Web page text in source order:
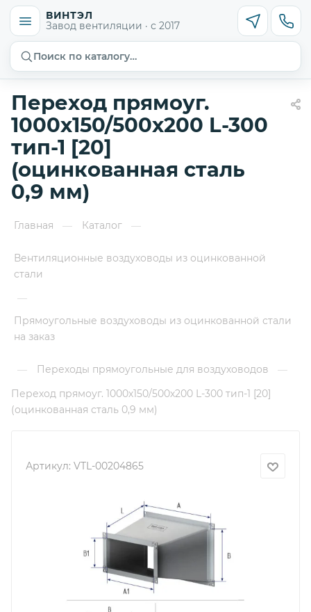
ВИНТЭЛ
Завод вентиляции · с 2017
Поиск по каталогу…
Переход прямоуг.
1000х150/500х200 L-300
тип-1 [20]
(оцинкованная сталь
0,9 мм)
Главная — Каталог —
Вентиляционные воздуховоды из оцинкованной
стали
—
Прямоугольные воздуховоды из оцинкованной стали
на заказ
— Переходы прямоугольные для воздуховодов
—
Переход прямоуг. 1000х150/500х200 L-300 тип-1 [20]
(оцинкованная сталь 0,9 мм)
Артикул: VTL-00204865